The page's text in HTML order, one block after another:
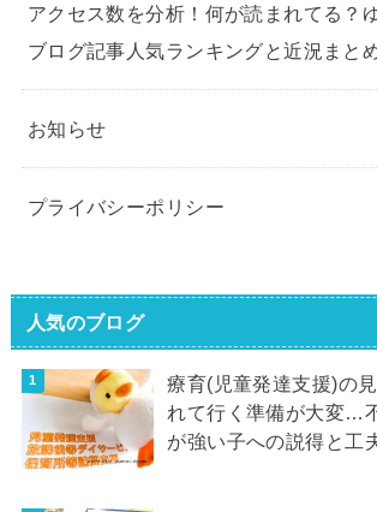
アクセス数を分析！何が読まれてる？
ブログ記事人気ランキングと近況まと
お知らせ
プライバシーポリシー
人気のブログ
療育(児童発達支援)の
れて行く準備が大変…
が強い子への説得と工